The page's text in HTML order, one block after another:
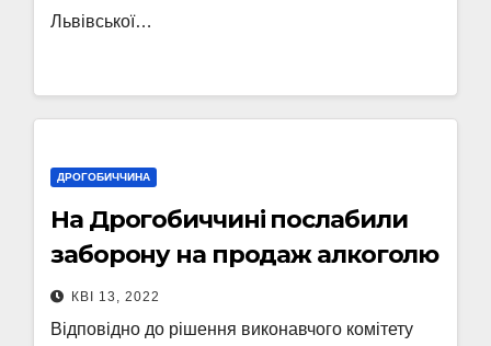
Львівської…
ДРОГОБИЧЧИНА
На Дрогобиччині послабили
заборону на продаж алкоголю
КВІ 13, 2022
Відповідно до рішення виконавчого комітету